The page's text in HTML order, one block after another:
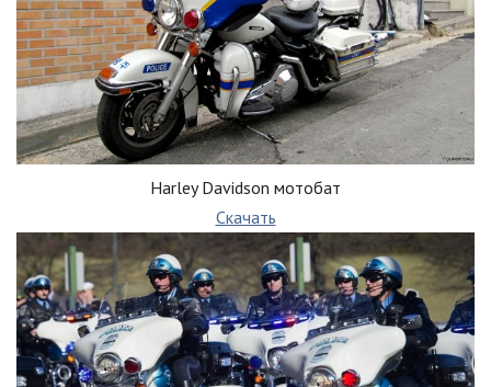
Harley Davidson мотобат
Скачать